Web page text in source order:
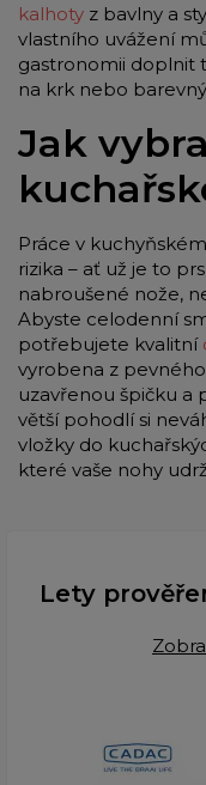
kalhoty z bavlny a
vlastního uvážení
gastronomii doplnit
na krk nebo
Jak
Práce v
rizika – ať už je to
nabroušené nože,
Abyste celodenní
potřebujete kvalitní
vyrobena z
uzavřenou špičku a
větší pohodlí si
vložky do
které vaše nohy
Lety